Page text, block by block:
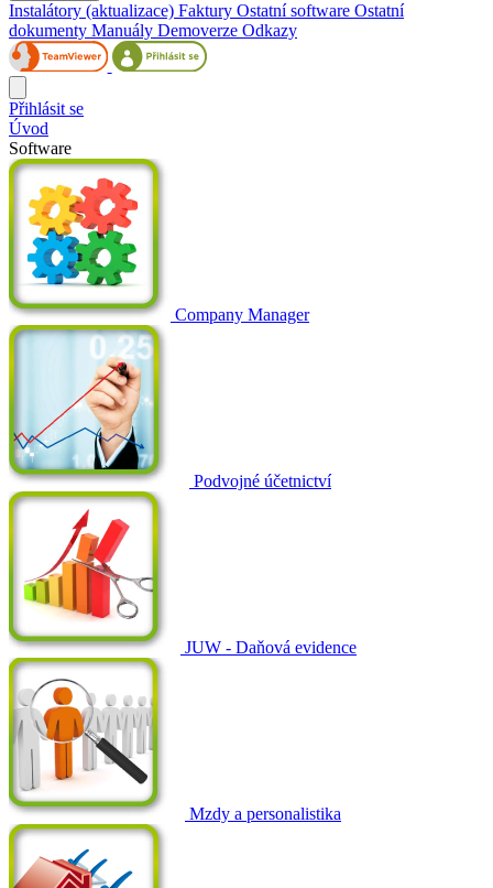
Instalátory (aktualizace) Faktury Ostatní software Ostatní
dokumenty Manuály Demoverze Odkazy
Přihlásit se
Úvod
Software
Company Manager
Podvojné účetnictví
JUW - Daňová evidence
Mzdy a personalistika